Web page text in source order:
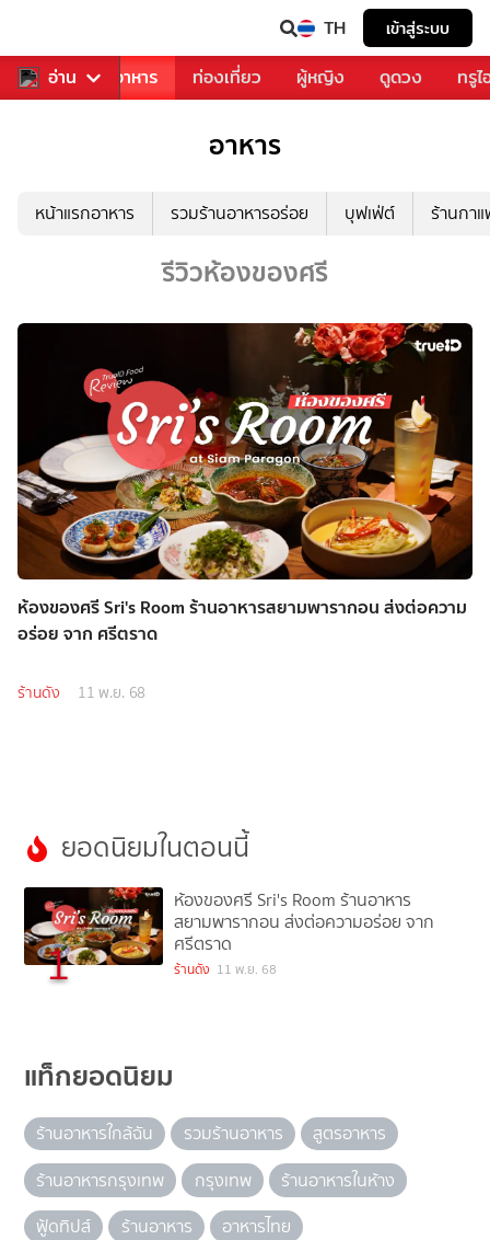
TH เข้าสู่ระบบ
อ่าน
การเพลง อาหาร ท่องเที่ยว ผู้หญิง ดูดวง ทรู
อาหาร
หน้าแรกอาหาร รวมร้านอาหารอร่อย บุฟเฟ่ต์ ร้านกา
รีวิวห้องของศรี
ห้องของศรี Sri's Room ร้านอาหารสยามพารากอน ส่งต่อความ
อร่อย จาก ศรีตราด
ร้านดัง 11 พ.ย. 68
ยอดนิยมในตอนนี้
1
ห้องของศรี Sri's Room ร้านอาหาร
สยามพารากอน ส่งต่อความอร่อย จาก
ศรีตราด
ร้านดัง 11 พ.ย. 68
แท็กยอดนิยม
ร้านอาหารใกล้ฉัน รวมร้านอาหาร
สูตรอาหาร
ร้านอาหารกรุงเทพ
กรุงเทพ
ร้านอาหารในห้าง
ฟู้ดทิปส์
ร้านอาหาร
อาหารไทย